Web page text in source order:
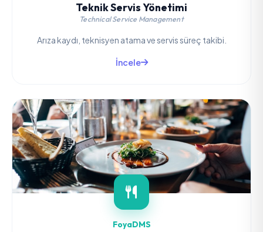
Teknik Servis Yönetimi
Technical Service Management
Arıza kaydı, teknisyen atama ve servis süreç takibi.
İncele
FoyaDMS